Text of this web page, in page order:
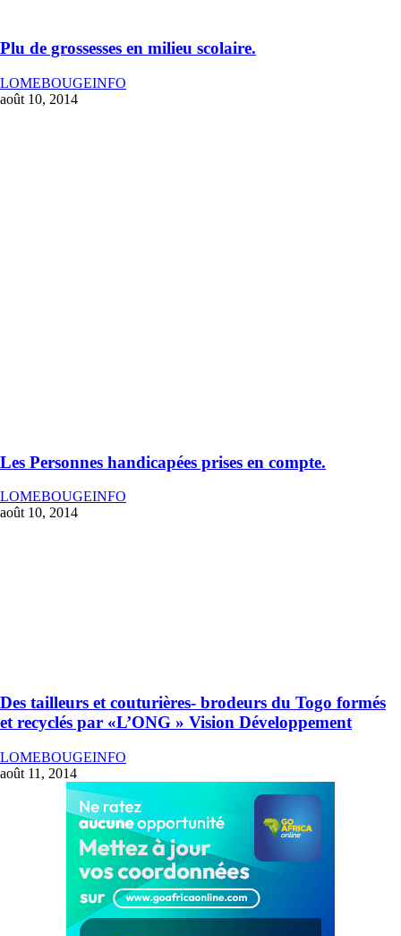
Plu de grossesses en milieu scolaire.
LOMEBOUGEINFO
août 10, 2014
Les Personnes handicapées prises en compte.
LOMEBOUGEINFO
août 10, 2014
Des tailleurs et couturières- brodeurs du Togo formés
et recyclés par «L’ONG » Vision Développement
LOMEBOUGEINFO
août 11, 2014